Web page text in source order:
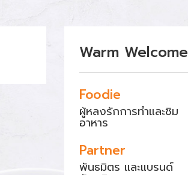
Warm Welcome
Foodie
ผู้หลงรักการทำและชิม
อาหาร
Partner
พันธมิตร และแบรนด์